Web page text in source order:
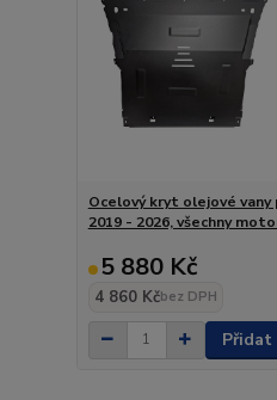
Ocelový kryt olejové
2019 - 2026, všechny
5 880 Kč
4 860 Kčbez DPH
Přidat